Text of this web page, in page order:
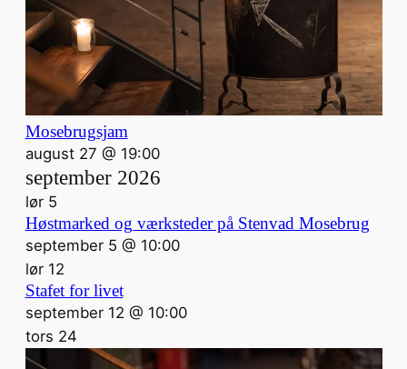
Mosebrugsjam
august 27 @ 19:00
september 2026
lør 5
Høstmarked og værksteder på Stenvad Mosebrug
september 5 @ 10:00
lør 12
Stafet for livet
september 12 @ 10:00
tors 24